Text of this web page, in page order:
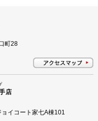
町28
店
イコート家七A棟101